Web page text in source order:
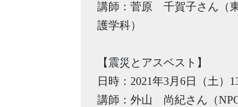
講師：菅原 千賀子さん（
護学科）
【震災とアスベスト】
日時：2021年3月6日（土）
講師：外山 尚紀さん（